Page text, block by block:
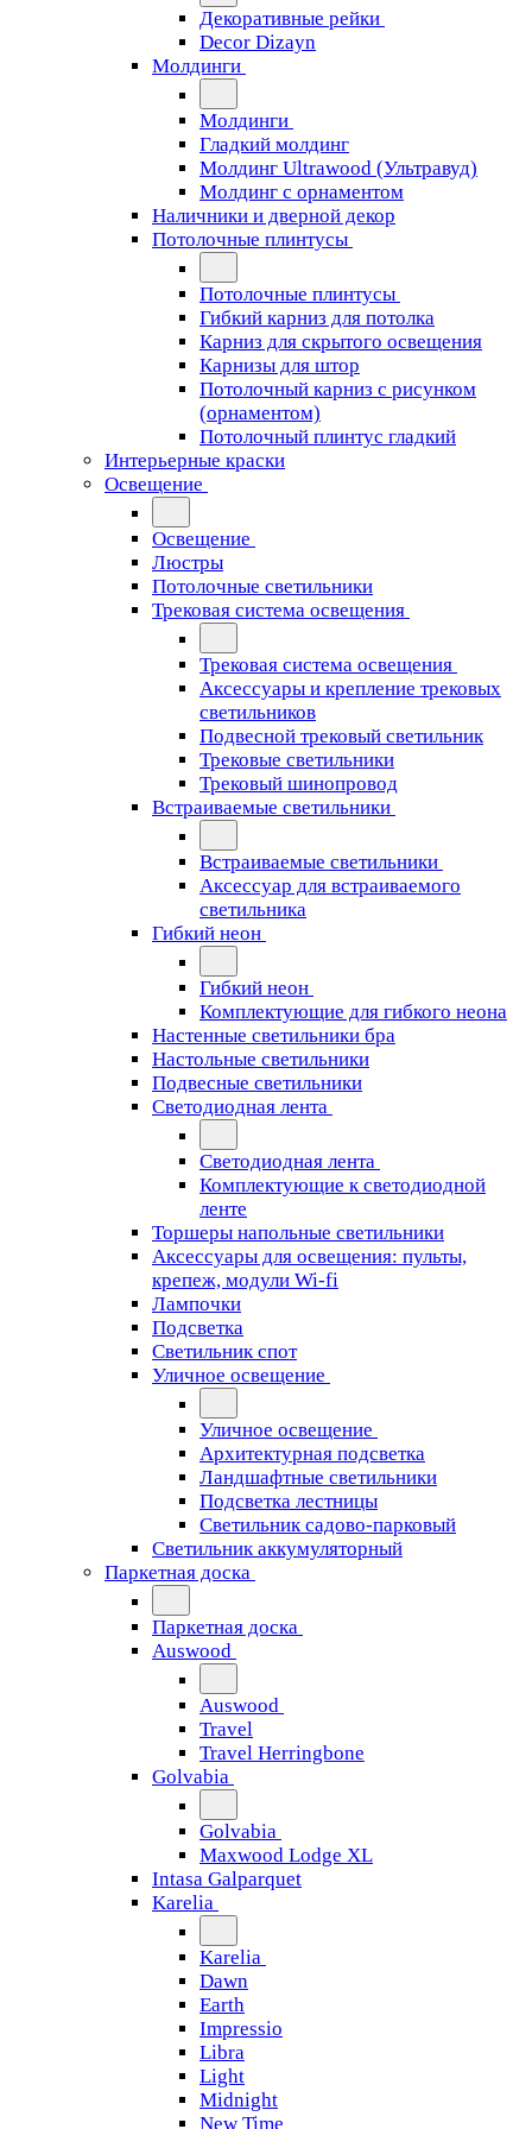
Декоративные рейки
Decor Dizayn
Молдинги
Молдинги
Гладкий молдинг
Молдинг Ultrawood (Ультравуд)
Молдинг с орнаментом
Наличники и дверной декор
Потолочные плинтусы
Потолочные плинтусы
Гибкий карниз для потолка
Карниз для скрытого освещения
Карнизы для штор
Потолочный карниз с рисунком
(орнаментом)
Потолочный плинтус гладкий
Интерьерные краски
Освещение
Освещение
Люстры
Потолочные светильники
Трековая система освещения
Трековая система освещения
Аксессуары и крепление трековых
светильников
Подвесной трековый светильник
Трековые светильники
Трековый шинопровод
Встраиваемые светильники
Встраиваемые светильники
Аксессуар для встраиваемого
светильника
Гибкий неон
Гибкий неон
Комплектующие для гибкого неона
Настенные светильники бра
Настольные светильники
Подвесные светильники
Светодиодная лента
Светодиодная лента
Комплектующие к светодиодной
ленте
Торшеры напольные светильники
Аксессуары для освещения: пульты,
крепеж, модули Wi-fi
Лампочки
Подсветка
Светильник спот
Уличное освещение
Уличное освещение
Архитектурная подсветка
Ландшафтные светильники
Подсветка лестницы
Светильник садово-парковый
Светильник аккумуляторный
Паркетная доска
Паркетная доска
Auswood
Auswood
Travel
Travel Herringbone
Golvabia
Golvabia
Maxwood Lodge XL
Intasa Galparquet
Karelia
Karelia
Dawn
Earth
Impressio
Libra
Light
Midnight
New Time